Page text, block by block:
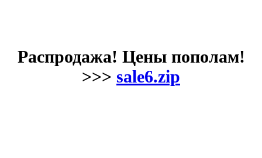
Распродажа! Цены пополам!
>>> sale6.zip